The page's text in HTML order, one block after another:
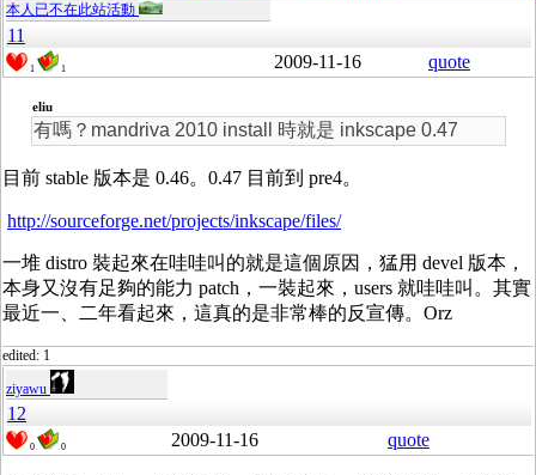
本人已不在此站活動
11
1 1 2009-11-16 quote
eliu
有嗎？mandriva 2010 install 時就是 inkscape 0.47
目前 stable 版本是 0.46。0.47 目前到 pre4。
http://sourceforge.net/projects/inkscape/files/
一堆 distro 裝起來在哇哇叫的就是這個原因，猛用 devel 版本，
本身又沒有足夠的能力 patch，一裝起來，users 就哇哇叫。其實
最近一、二年看起來，這真的是非常棒的反宣傳。Orz
edited: 1
ziyawu
12
0 0 2009-11-16 quote